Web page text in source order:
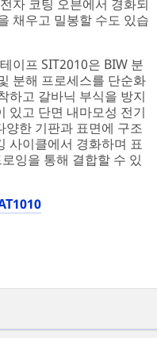
자 코팅 오븐에서 경화되
채우고 밀봉할 수도 있습
이프 SIT2010은 BIW 분
분해 프로세스를 단순화
하고 갈바닉 부식을 방지
있고 단면 내마모성 전기
양한 기판과 표면에 구조
사이클에서 경화하며 표
잉을 통해 결합할 수 있